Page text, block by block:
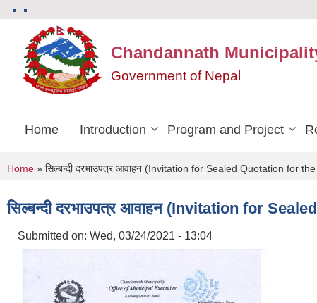
Skip to main content
Chandannath
Government of Nepal
Home Introduction Program and Project
You are here
Home » सिल्बन्दी दरभाउपत्र आवाहन (Invitation for Sealed Quotation for
सिल्बन्दी दरभाउपत्र आवाहन (Invitation for
Submitted on: Wed, 03/24/2021 - 13:04